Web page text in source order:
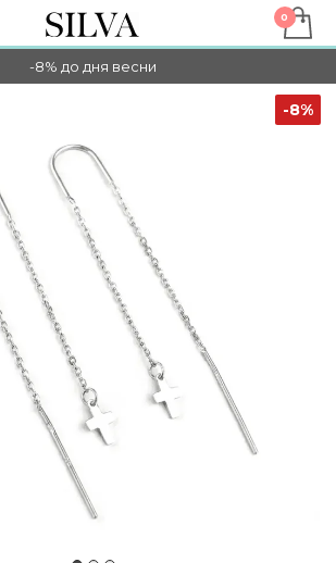
-10% НА ОПЛАТУ ОНЛАЙН
-8% до дня весни
-8%